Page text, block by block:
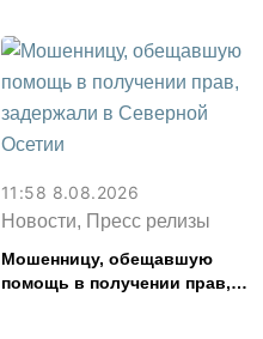
11:58 8.08.2026
Новости, Пресс релизы
Мошенницу, обещавшую
помощь в получении прав,